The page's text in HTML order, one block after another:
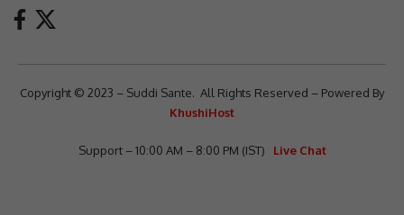
Copyright © 2023 – Suddi Sante. All Rights Reserved – Powered By
KhushiHost
Support – 10:00 AM – 8:00 PM (IST) Live Chat